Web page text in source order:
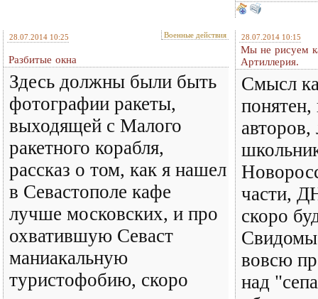
28.07.2014 10:25 Военные действия
Разбитые окна
Здесь должны были быть
фотографии ракеты,
выходящей с Малого
ракетного корабля,
рассказ о том, как я нашел
в Севастополе кафе
лучше московских, и про
охватившую Севаст
маниакальную
туристофобию, скоро
28.07.2014 10:15
Мы не рисуем
Артиллерия.
Смысл
понятен,
части,
скоро
вовсю
над